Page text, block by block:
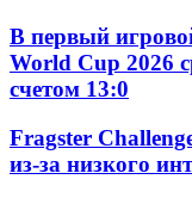
В первый
World Cup 2026
счетом 13:0
Fragster
из-за низкого